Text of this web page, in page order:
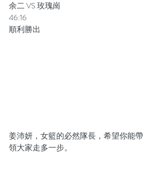
余二 VS 玫瑰崗
46:16
順利勝出
姜沛妍，女籃的必然隊長，希望你能帶
領大家走多一步。